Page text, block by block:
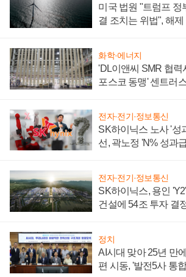
미국 법원 "트럼프 정
결 조치는 위법", 해제
화학·에너지
'DL이앤씨 SMR 협력
포스코 동맹' 센트러
전자·전기·정보통신
SK하이닉스 노사 '성
선, 곽노정 'N% 성과
전자·전기·정보통신
SK하이닉스, 용인
건설에 54조 투자 결
정치
AI시대 맞아 25년 만
편 시동, '발전5사 통